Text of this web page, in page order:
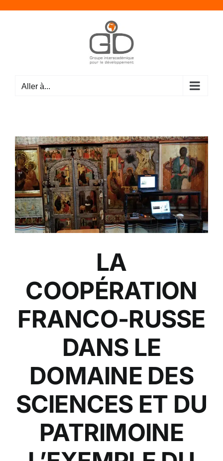
Aller à...
LA
COOPÉRATION
FRANCO-RUSSE
DANS LE
DOMAINE DES
SCIENCES ET DU
PATRIMOINE